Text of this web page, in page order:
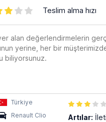
Teslim alma hızı
alan değerlendirmelerin
yerine, her bir
biliyorsunuz.
Türkiye
Renault Clio
Artılar: